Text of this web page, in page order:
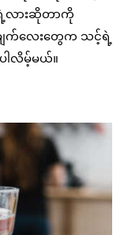
လားဆိုတာကို
ျက်လေးတွေက သင့်ရဲ့
လိမ့်မယ်။